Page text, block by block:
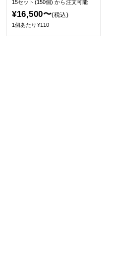
15セット(150個)から注文可能
¥16,500〜(税込)
1個あたり¥110